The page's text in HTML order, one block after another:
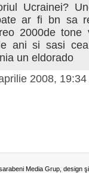
Ucrainei?
ar fi bn sa
2000de tone
ani si sasi
un eldorado
2008, 19:34
Media Grup, design